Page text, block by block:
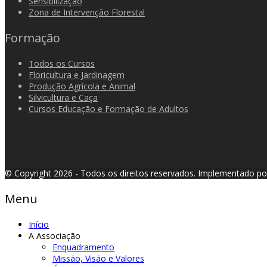
Zona de Intervenção Florestal
Formação
Todos os Cursos
Floricultura e Jardinagem
Produção Agrícola e Animal
Silvicultura e Caça
Cursos Educação e Formação de Adultos
© Copyright 2026 - Todos os direitos reservados. Implementado
Menu
Início
A Associação
Enquadramento
Missão, Visão e Valores